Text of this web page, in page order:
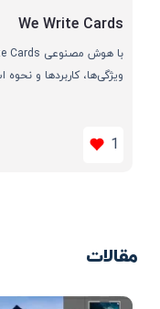
We Write Cards
ویژگی‌ها، کاربردها و نحوه
1
مقالات